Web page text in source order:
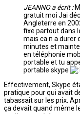
JEANNO a écrit :
gratuit moi Jai
Angleterre en
fixe partout dans
mais ca n a durer
minutes et
en téléphonie
portable et tu
portable skype
Effectivement, Skype
pratique pour qui avait
tabassait sur les prix.
ça devait quand même